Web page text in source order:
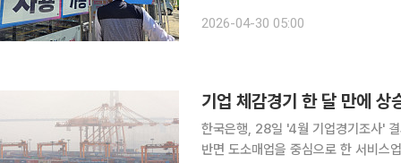
회복 소비쿠폰, 고유가 피해지원금 등
2026-04-30 05:00
기업 체감경기 한 달 만에 상
한국은행, 28일 '4월 기업경기조사' 결과 발표 이달 기업들이 체감하는 경기가 한
반면 도소매업을 중심으로 한 서비스업 경기